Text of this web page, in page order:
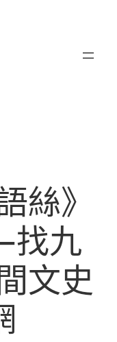
絲》
找九
文史